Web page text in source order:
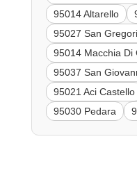
95014 Altarello
95027 San
95014 Macchia Di
95037 San
95021 Aci Castello
95030 Pedara